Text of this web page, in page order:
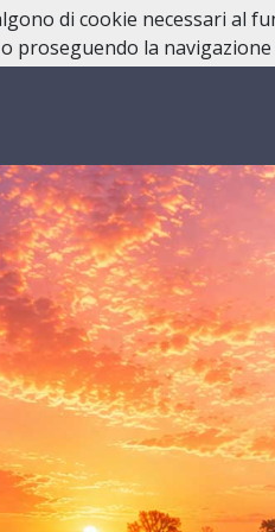
di cookie necessari al
proseguendo la